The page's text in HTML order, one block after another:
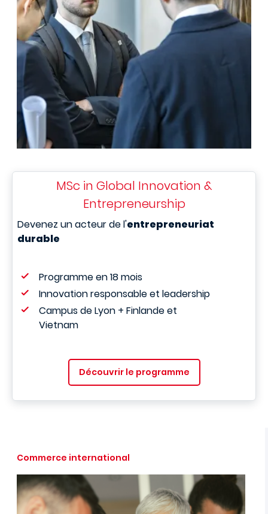
MSc in Global Innovation &
Entrepreneurship
Devenez un acteur de l'entrepreneuriat
durable
Programme en 18 mois
Innovation responsable et leadership
Campus de Lyon + Finlande et
Vietnam
Découvrir le programme
Commerce international